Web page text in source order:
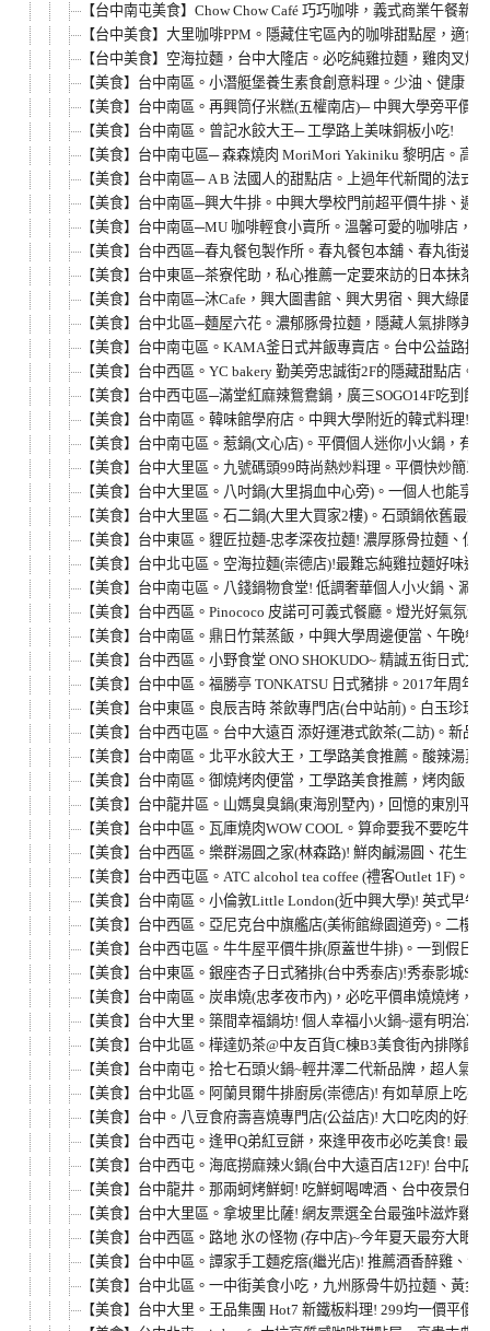
【台中南屯美食】Chow Chow Café 巧巧咖啡，義式商業午餐
【台中美食】大里咖啡PPM。隱藏住宅區內的咖啡甜點屋，適
【台中美食】空海拉麵，台中大隆店。必吃純雞拉麵，雞肉叉
【美食】台中南區。小潛艇堡養生素食創意料理。少油、健康
【美食】台中南區。再興筒仔米糕(五權南店)─ 中興大學旁平價
【美食】台中南區。曾記水餃大王─ 工學路上美味銅板小吃!
【美食】台中南屯區─ 森森燒肉 MoriMori Yakiniku 黎明店。高
【美食】台中南區─ A B 法國人的甜點店。上過年代新聞的法式
【美食】台中南區─興大牛排。中興大學校門前超平價牛排、週
【美食】台中南區─MU 咖啡輕食小賣所。溫馨可愛的咖啡店，
【美食】台中西區─春丸餐包製作所。春丸餐包本舖、春丸街邊
【美食】台中東區─茶寮侘助，私心推薦一定要來訪的日本抹茶
【美食】台中南區─沐Cafe，興大圖書館、興大男宿、興大綠園
【美食】台中北區─麵屋六花。濃郁豚骨拉麵，隱藏人氣排隊美
【美食】台中南屯區。KAMA釜日式丼飯專賣店。台中公益路
【美食】台中西區。YC bakery 勤美旁忠誠街2F的隱藏甜點店。
【美食】台中西屯區─滿堂紅麻辣鴛鴦鍋，廣三SOGO14F吃到飽
【美食】台中南區。韓味館學府店。中興大學附近的韓式料理!
【美食】台中南屯區。惹鍋(文心店)。平價個人迷你小火鍋，有
【美食】台中大里區。九號碼頭99時尚熱炒料理。平價快炒簡單
【美食】台中大里區。八吋鍋(大里捐血中心旁)。一個人也能享
【美食】台中大里區。石二鍋(大里大買家2樓)。石頭鍋依舊最對
【美食】台中東區。貍匠拉麵-忠孝深夜拉麵! 濃厚豚骨拉麵、低
【美食】台中北屯區。空海拉麵(崇德店)!最難忘純雞拉麵好味
【美食】台中南屯區。八錢鍋物食堂! 低調奢華個人小火鍋、涮
【美食】台中西區。Pinococo 皮諾可可義式餐廳。燈光好氣氛
【美食】台中南區。鼎日竹葉蒸飯，中興大學周邊便當、午晚餐
【美食】台中西區。小野食堂 ONO SHOKUDO~ 精誠五街日式
【美食】台中中區。福勝亭 TONKATSU 日式豬排。2017年周年
【美食】台中東區。良辰吉時 茶飲專門店(台中站前)。白玉珍珠
【美食】台中西屯區。台中大遠百 添好運港式飲茶(二訪)。新
【美食】台中南區。北平水餃大王，工學路美食推薦。酸辣湯真
【美食】台中南區。御燒烤肉便當，工學路美食推薦，烤肉飯、
【美食】台中龍井區。山媽臭臭鍋(東海別墅內)，回憶的東別平
【美食】台中中區。瓦庫燒肉WOW COOL。算命要我不要吃牛
【美食】台中西區。樂群湯圓之家(林森路)! 鮮肉鹹湯圓、花生
【美食】台中西屯區。ATC alcohol tea coffee (禮客Outlet 1F)。
【美食】台中南區。小倫敦Little London(近中興大學)! 英式早
【美食】台中西區。亞尼克台中旗艦店(美術館綠園道旁)。二樓
【美食】台中西屯區。牛牛屋平價牛排(原蓋世牛排)。一到假日
【美食】台中東區。銀座杏子日式豬排(台中秀泰店)!秀泰影城
【美食】台中南區。炭串燒(忠孝夜市內)，必吃平價串燒燒烤，
【美食】台中大里。築間幸福鍋坊! 個人幸福小火鍋~還有明治
【美食】台中北區。樺達奶茶@中友百貨C棟B3美食街內排隊飲
【美食】台中南屯。拾七石頭火鍋~輕井澤二代新品牌，超人氣
【美食】台中北區。阿蘭貝爾牛排廚房(崇德店)! 有如草原上吃
【美食】台中。八豆食府壽喜燒專門店(公益店)! 大口吃肉的好
【美食】台中西屯。逢甲Q弟紅豆餅，來逢甲夜市必吃美食! 最便
【美食】台中西屯。海底撈麻辣火鍋(台中大遠百店12F)! 台中
【美食】台中龍井。那兩蚵烤鮮蚵! 吃鮮蚵喝啤酒、台中夜景任
【美食】台中大里區。拿坡里比薩! 網友票選全台最強咔滋炸雞
【美食】台中西區。路地 氷の怪物 (存中店)~今年夏天最夯大眼
【美食】台中中區。譚家手工麵疙瘩(繼光店)! 推薦酒香醉雞、
【美食】台中北區。一中街美食小吃，九州豚骨牛奶拉麵、黃
【美食】台中大里。王品集團 Hot7 新鐵板料理! 299均一價平